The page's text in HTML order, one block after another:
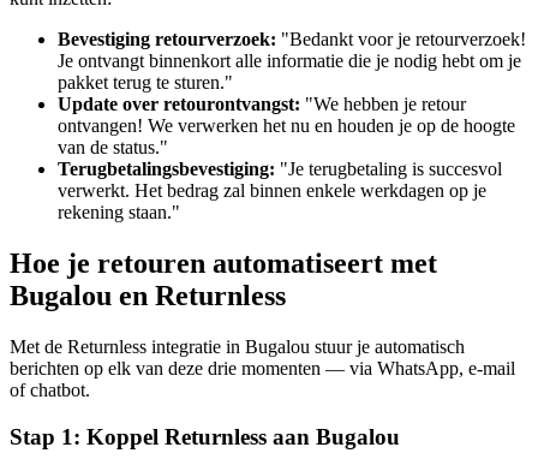
Bevestiging retourverzoek: "Bedankt voor je retourverzoek!
Je ontvangt binnenkort alle informatie die je nodig hebt om je
pakket terug te sturen."
Update over retourontvangst: "We hebben je retour
ontvangen! We verwerken het nu en houden je op de hoogte
van de status."
Terugbetalingsbevestiging: "Je terugbetaling is succesvol
verwerkt. Het bedrag zal binnen enkele werkdagen op je
rekening staan."
Hoe je retouren automatiseert met
Bugalou en Returnless
Met de Returnless integratie in Bugalou stuur je automatisch
berichten op elk van deze drie momenten — via WhatsApp, e-mail
of chatbot.
Stap 1: Koppel Returnless aan Bugalou